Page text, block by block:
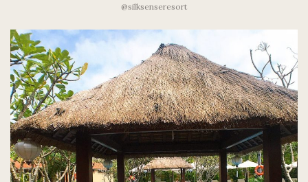
@silksenseresort